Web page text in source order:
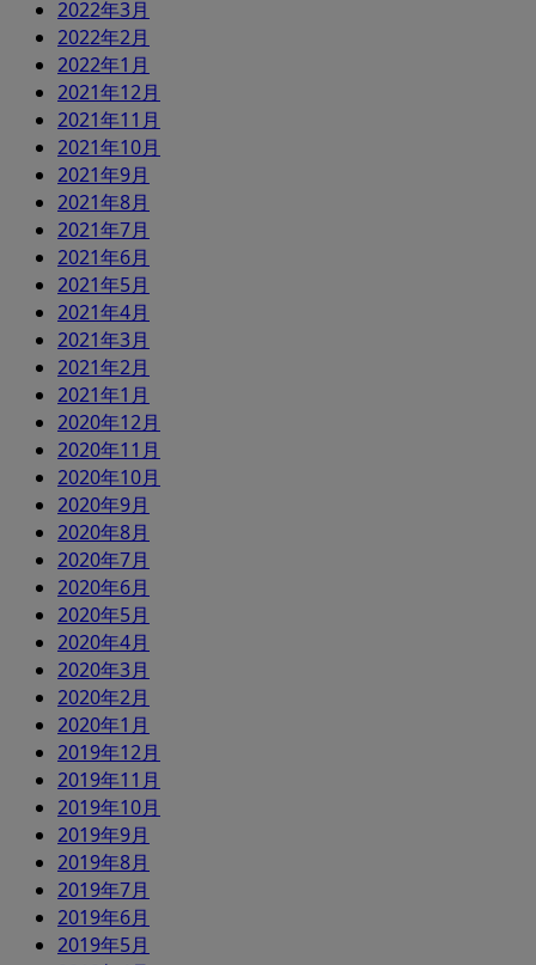
2022年3月
2022年2月
2022年1月
2021年12月
2021年11月
2021年10月
2021年9月
2021年8月
2021年7月
2021年6月
2021年5月
2021年4月
2021年3月
2021年2月
2021年1月
2020年12月
2020年11月
2020年10月
2020年9月
2020年8月
2020年7月
2020年6月
2020年5月
2020年4月
2020年3月
2020年2月
2020年1月
2019年12月
2019年11月
2019年10月
2019年9月
2019年8月
2019年7月
2019年6月
2019年5月